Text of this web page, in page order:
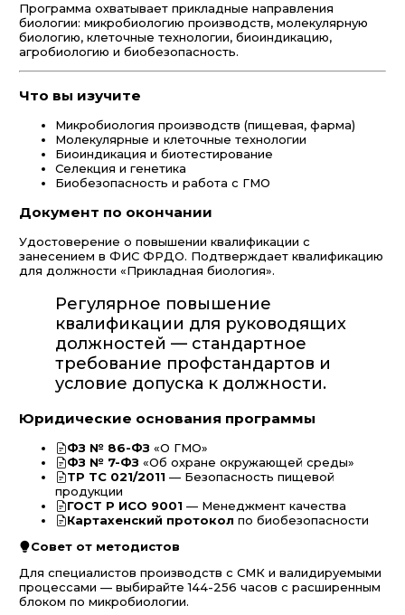
Программа охватывает прикладные направления
биологии: микробиологию производств, молекулярную
биологию, клеточные технологии, биоиндикацию,
агробиологию и биобезопасность.
Что вы изучите
Микробиология производств (пищевая, фарма)
Молекулярные и клеточные технологии
Биоиндикация и биотестирование
Селекция и генетика
Биобезопасность и работа с ГМО
Документ по окончании
Удостоверение о повышении квалификации с
занесением в ФИС ФРДО. Подтверждает квалификацию
для должности «Прикладная биология».
Регулярное повышение
квалификации для руководящих
должностей — стандартное
требование профстандартов и
условие допуска к должности.
Юридические основания программы
ФЗ № 86-ФЗ «О ГМО»
ФЗ № 7-ФЗ «Об охране окружающей среды»
ТР ТС 021/2011 — Безопасность пищевой
продукции
ГОСТ Р ИСО 9001 — Менеджмент качества
Картахенский протокол по биобезопасности
Совет от методистов
Для специалистов производств с СМК и валидируемыми
процессами — выбирайте 144-256 часов с расширенным
блоком по микробиологии.